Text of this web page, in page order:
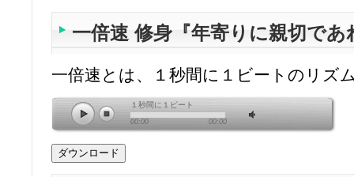
一倍速 修身『年寄りに親切であ
一倍速とは、１秒間に１ビートのリ
00:00 00:00
１秒間に１ビート